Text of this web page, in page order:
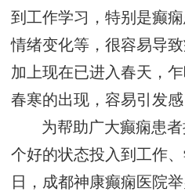
到工作学习，特别是癫
情绪变化等，很容易导
加上现在已进入春天，
春寒的出现，容易引发感
为帮助广大癫痫患
个好的状态投入到工作
日，成都神康癫痫医院